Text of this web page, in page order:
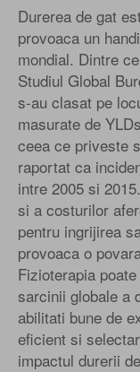
Durerea de gat
provoaca un
mondial. Dintre
Studiul Global
s-au clasat pe
masurate de
ceea ce priveste
raportat ca
intre 2005 si
si a costurilor
pentru ingrijirea
provoaca o
Fizioterapia
sarcinii globale a
abilitati bune de
eficient si
impactul durerii